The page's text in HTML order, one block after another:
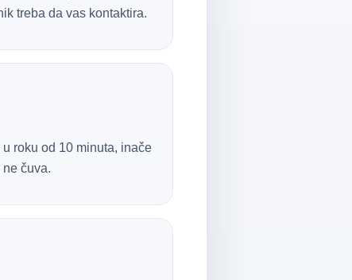
treba da vas kontaktira.
roku od 10 minuta, inače
čuva.